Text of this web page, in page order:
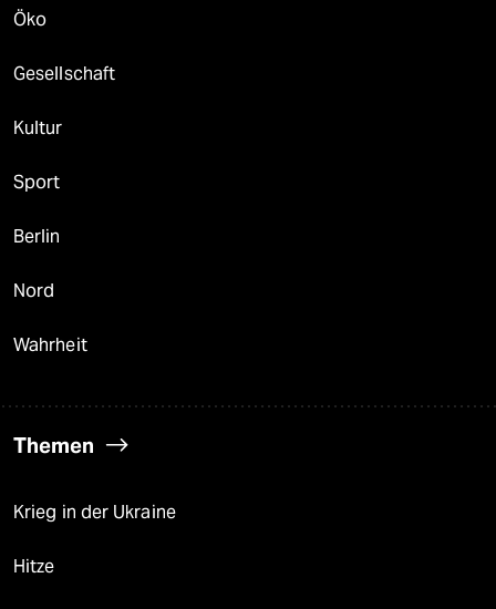
Öko
Gesellschaft
Kultur
Sport
Berlin
Nord
Wahrheit
Themen
Krieg in der Ukraine
Hitze